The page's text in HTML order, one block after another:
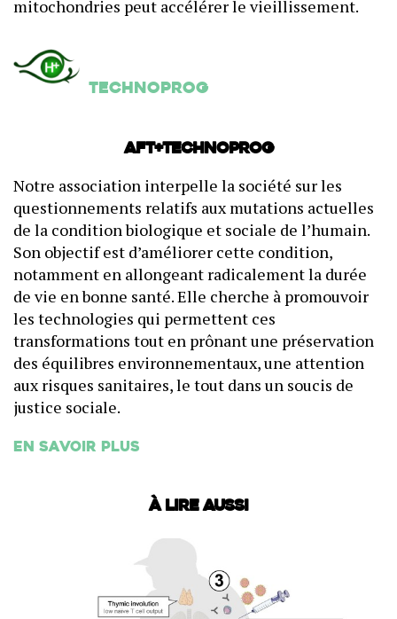
mitochondries peut accélérer le vieillissement.
Technoprog
AFT+Technoprog
Notre association interpelle la société sur les
questionnements relatifs aux mutations actuelles
de la condition biologique et sociale de l’humain.
Son objectif est d’améliorer cette condition,
notamment en allongeant radicalement la durée
de vie en bonne santé. Elle cherche à promouvoir
les technologies qui permettent ces
transformations tout en prônant une préservation
des équilibres environnementaux, une attention
aux risques sanitaires, le tout dans un soucis de
justice sociale.
En savoir plus
À lire aussi